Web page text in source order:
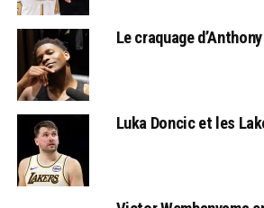
Le craquage
Luka Doncic et les